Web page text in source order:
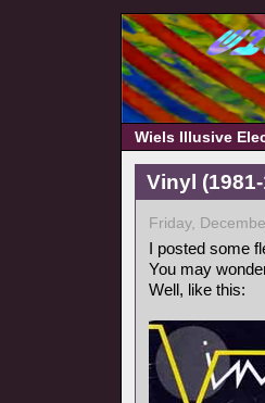
Wiels Illusive
Vinyl
Friday,
I posted some
You may
Well, like this: